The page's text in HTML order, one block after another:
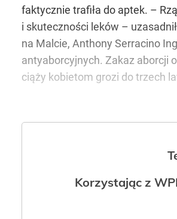
faktycznie trafiła do aptek. –
i skuteczności leków –
na Malcie, Anthony Serracino
antyaborcyjnych. Zakaz aborcji
ciąży kobietom grozi do trzech
Korzystając z